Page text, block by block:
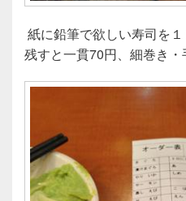
紙に鉛筆で欲しい寿司を１
残すと一貫70円、細巻き・